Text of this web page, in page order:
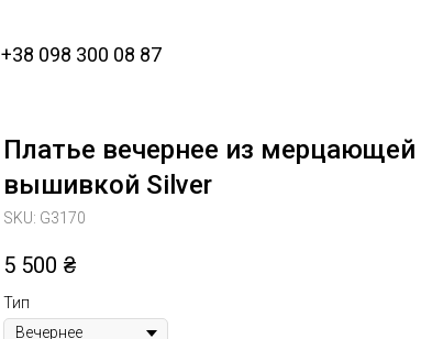
+38 098 300 08 87
Платье вечернее из мерцающей
вышивкой Silver
SKU: G3170
5 500 ₴
Тип